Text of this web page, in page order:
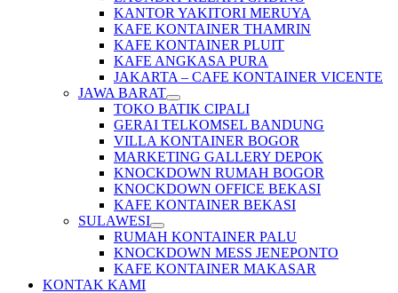
KANTOR YAKITORI MERUYA
KAFE KONTAINER THAMRIN
KAFE KONTAINER PLUIT
KAFE ANGKASA PURA
JAKARTA – CAFE KONTAINER VICENTE
JAWA BARAT
TOKO BATIK CIPALI
GERAI TELKOMSEL BANDUNG
VILLA KONTAINER BOGOR
MARKETING GALLERY DEPOK
KNOCKDOWN RUMAH BOGOR
KNOCKDOWN OFFICE BEKASI
KAFE KONTAINER BEKASI
SULAWESI
RUMAH KONTAINER PALU
KNOCKDOWN MESS JENEPONTO
KAFE KONTAINER MAKASAR
KONTAK KAMI